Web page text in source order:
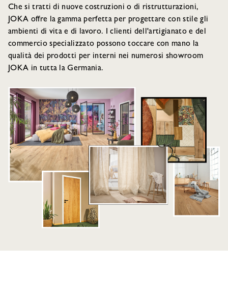
Che si tratti di nuove costruzioni o di ristrutturazioni,
JOKA offre la gamma perfetta per progettare con stile gli
ambienti di vita e di lavoro. I clienti dell'artigianato e del
commercio specializzato possono toccare con mano la
qualità dei prodotti per interni nei numerosi showroom
JOKA in tutta la Germania.